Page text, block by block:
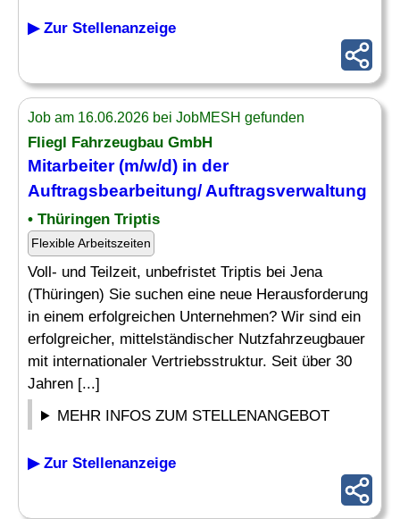
▶ Zur Stellenanzeige
Job am 16.06.2026 bei JobMESH gefunden
Fliegl Fahrzeugbau GmbH
Mitarbeiter (m/w/d) in der
Auftragsbearbeitung/ Auftragsverwaltung
• Thüringen Triptis
Flexible Arbeitszeiten
Voll- und Teilzeit, unbefristet Triptis bei Jena
(Thüringen) Sie suchen eine neue Herausforderung
in einem erfolgreichen Unternehmen? Wir sind ein
erfolgreicher, mittelständischer Nutzfahrzeugbauer
mit internationaler Vertriebsstruktur. Seit über 30
Jahren [...]
MEHR INFOS ZUM STELLENANGEBOT
▶ Zur Stellenanzeige